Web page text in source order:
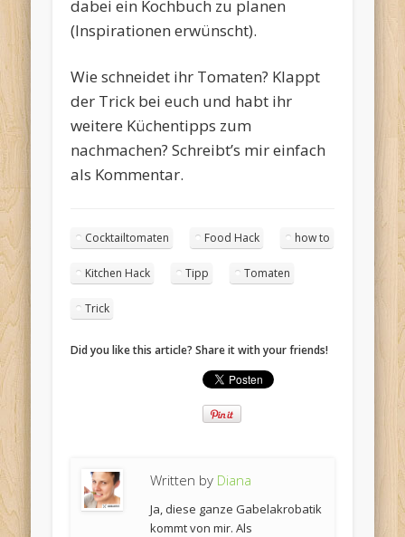
dabei ein Kochbuch zu planen
(Inspirationen erwünscht).
Wie schneidet ihr Tomaten? Klappt
der Trick bei euch und habt ihr
weitere Küchentipps zum
nachmachen? Schreibt’s mir einfach
als Kommentar.
Cocktailtomaten Food Hack how to
Kitchen Hack Tipp Tomaten
Trick
Did you like this article? Share it with your friends!
Written by Diana
Ja, diese ganze Gabelakrobatik
kommt von mir. Als